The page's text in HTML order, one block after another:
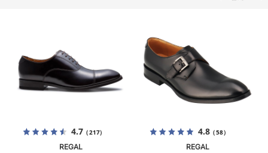
4.7（217）
REGAL
4.8（58）
REGAL